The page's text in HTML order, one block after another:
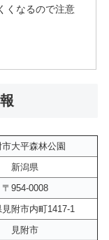
くなるので注意
市大平森林公園
新潟県
〒954-0008
見附市内町1417-1
見附市